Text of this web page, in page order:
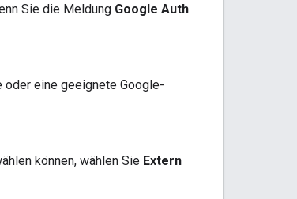
Sie die Meldung Google Auth
eine geeignete Google-
können, wählen Sie Extern